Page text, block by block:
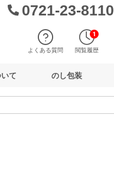
0721-23-8110
よくある質問 閲覧履歴
1
て のし包装